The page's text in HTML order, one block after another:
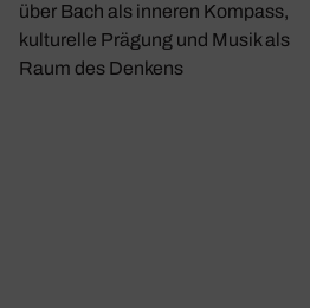
über Bach als inneren Kompass,
kulturelle Prägung und Musik als
Raum des Denkens